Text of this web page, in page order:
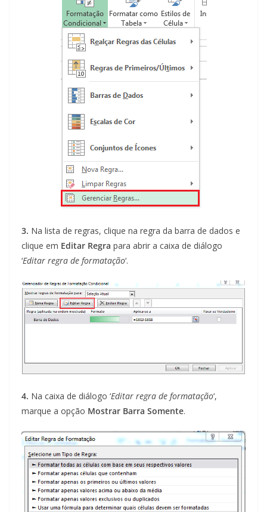
3. Na lista de regras, clique na regra da barra de dados e
clique em Editar Regra para abrir a caixa de diálogo
‘Editar regra de formatação‘.
4. Na caixa de diálogo ‘Editar regra de formatação‘,
marque a opção Mostrar Barra Somente.